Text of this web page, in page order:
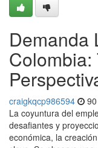
Demanda
Colombia:
craigkqcp986594
La coyuntura del
desafiantes y
económica, la